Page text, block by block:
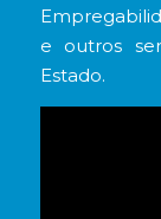
e outros
Estado.